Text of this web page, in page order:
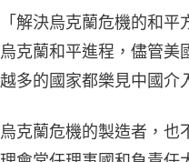
解決烏克蘭危機的和平
克蘭和平進程，儘管美
多的國家都樂見中國介
烏克蘭危機的製造者，也